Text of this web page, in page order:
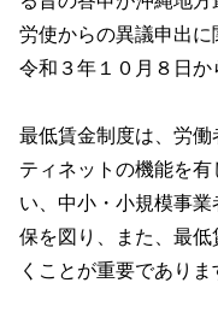
労使からの異議申出
令和３年１０月８日か
最低賃金制度は、労
ティネットの機能を
い、中小・小規模事
保を図り、また、最
くことが重要でありま